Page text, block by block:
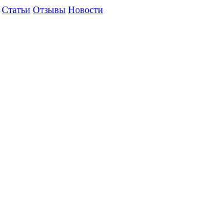
Статьи Отзывы Новости